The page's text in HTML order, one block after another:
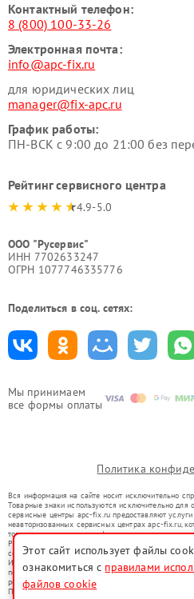
Мы принимаем
все формы оплаты
Контактный телефон:
8 (800) 100-33-26
Электронная почта:
info@apc-fix.ru
для юридических лиц
manager@fix-apc.ru
График работы:
ПН-ВСК с 9:00 до 21:00 без
Рейтинг сервисного центра
4.9-5.0
ООО "Русервис"
ИНН 7702633247
ОГРН 1077746335776
Поделиться в соц. сетях:
Политика
Вся информация на сайте носит исключительно
Товарные знаки используются исключительно для
сервисные центры apc-fix.ru предоставляют
неавторизованных сервисных центрах apc-fix.ru,
товарных знаков или их официальными
Ремонт осуществляется для устройств, уже
со статьей 1487 ГК РФ.
Использование товарных знаков не преследует
потребителей в заблуждение, а служит для
ремонту техники указанных брендов.
Представленная на сайте информация не является
Этот сайт использует файлы
ознакомиться с правилами
файлов cookie